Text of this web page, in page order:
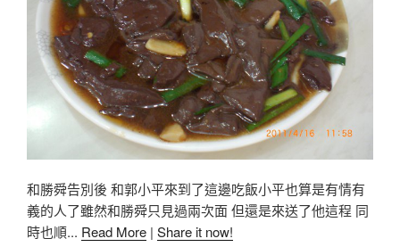
和勝舜告別後 和郭小平來到了這邊吃飯小平也算是有情有
義的人了雖然和勝舜只見過兩次面 但還是來送了他這程 同
時也順... Read More | Share it now!